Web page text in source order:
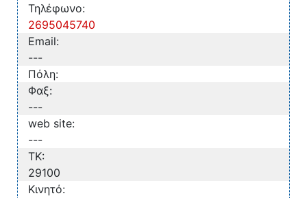
Τηλέφωνο:
2695045740
Email:
---
Πόλη:
Φαξ:
---
web site:
---
TK:
29100
Κινητό: